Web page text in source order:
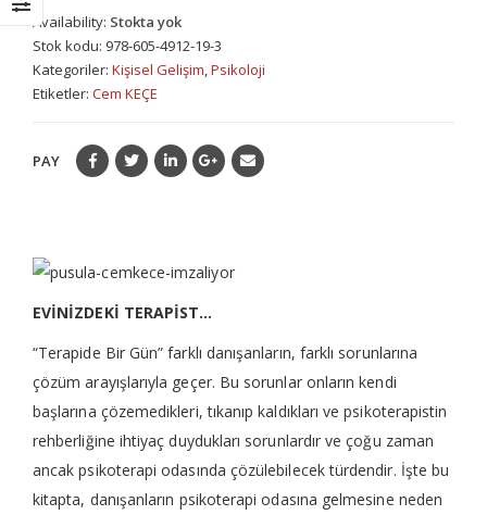
Availability: Stokta yok
Stok kodu: 978-605-4912-19-3
Kategoriler: Kişisel Gelişim,Psikoloji
Etiketler: Cem KEÇE
PAY
EVİNİZDEKİ TERAPİST…
“Terapide Bir Gün” farklı danışanların, farklı sorunlarına
çözüm arayışlarıyla geçer. Bu sorunlar onların kendi
başlarına çözemedikleri, tıkanıp kaldıkları ve psikoterapistin
rehberliğine ihtiyaç duydukları sorunlardır ve çoğu zaman
ancak psikoterapi odasında çözülebilecek türdendir. İşte bu
kitapta, danışanların psikoterapi odasına gelmesine neden